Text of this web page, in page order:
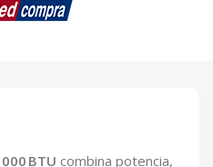
BTU combina potencia,